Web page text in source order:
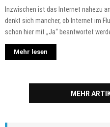
Inzwischen ist das Internet nahezu
denkt sich mancher, ob Internet im
schon hier mit „Ja“ beantwortet
Mehr lesen
MEHR